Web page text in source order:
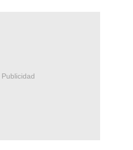
Publicidad